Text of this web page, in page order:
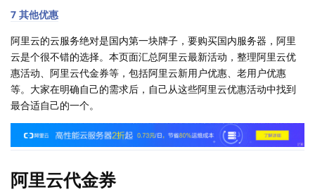
7 其他优惠
阿里云的云服务绝对是国内第一块牌子，要购买国内服务器，阿里
云是个很不错的选择。本页面汇总阿里云最新活动，整理阿里云优
惠活动、阿里云代金券等，包括阿里云新用户优惠、老用户优惠
等。大家在明确自己的需求后，自己从这些阿里云优惠活动中找到
最合适自己的一个。
阿里云代金券